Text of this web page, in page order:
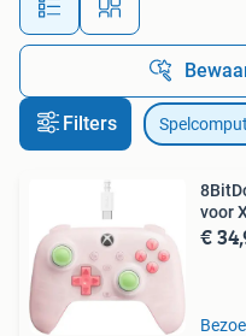
Filters
voor
€